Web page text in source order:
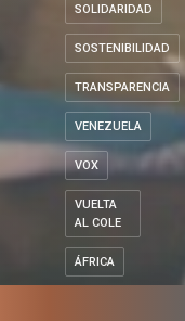
SOLIDARIDAD
SOSTENIBILIDAD
TRANSPARENCIA
VENEZUELA
VOX
VUELTA
AL COLE
ÁFRICA